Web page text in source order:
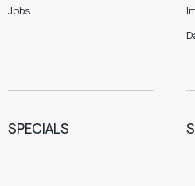
Jobs
SPECIALS